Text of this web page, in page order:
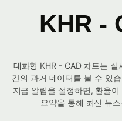
KHR -
대화형 KHR - CAD 차트는
간의 과거 데이터를 볼 수 있
지금 알림을 설정하면, 환율
요약을 통해 최신 뉴